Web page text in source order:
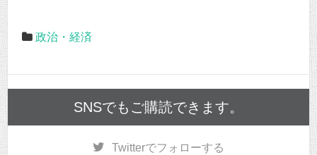
政治・経済
SNSでもご購読できます。
Twitterでフォローする